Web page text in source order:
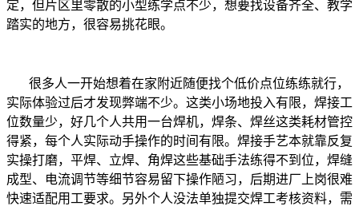
定，但片区里零散的小型练学点不少，想要找设备齐全、教学
踏实的地方，很容易挑花眼。
很多人一开始想着在家附近随便找个低价点位练练就行，
实际体验过后才发现弊端不少。这类小场地投入有限，焊接工
位数量少，好几个人共用一台焊机，焊条、焊丝这类耗材管控
得紧，每个人实际动手操作的时间有限。焊接手艺本就靠反复
实操打磨，平焊、立焊、角焊这些基础手法练得不到位，焊缝
成型、电流调节等细节容易留下操作陋习，后期进厂上岗很难
快速适配用工要求。另外个人没法单独提交焊工考核资料，需